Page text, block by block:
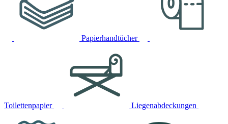
Papierhandtücher
Toilettenpapier Liegenabdeckungen